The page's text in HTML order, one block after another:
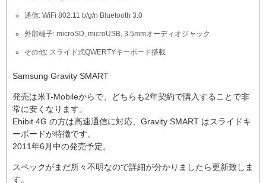
通信: WiFi 802.11 b/g/n Bluetooth 3.0
外部端子: microSD, microUSB, 3.5mmオーディオジャック
その他: スライド式QWERTYキーボード搭載
Samsung Gravity SMART
発売は米T-Mobileからで、どちらも2年契約で購入することで非
常に安くなります。
Ehibit 4G の方は高速通信に対応、Gravity SMART はスライドキ
ーボードが特徴です。
2011年6月中の発売予定。
スペックがまだ所々不明なので詳細が分かりましたら更新致しま
す。